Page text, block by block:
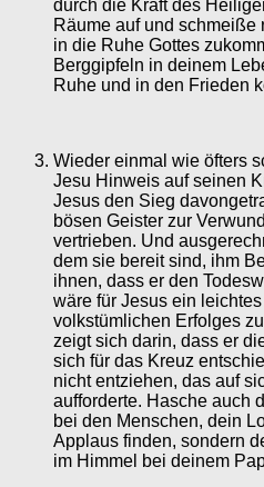
durch die Kraft des
Räume auf und schmeiße
in die Ruhe Gottes
Berggipfeln in deinem
Ruhe und in den Frieden
Wieder einmal wie öfters
Jesu Hinweis auf seinen
Jesus den Sieg
bösen Geister zur
vertrieben. Und
dem sie bereit sind, ihm
ihnen, dass er den
wäre für Jesus ein
volkstümlichen Erfolges
zeigt sich darin, dass er
sich für das Kreuz
nicht entziehen, das auf
aufforderte. Hasche auch
bei den Menschen, dein
Applaus finden, sondern
im Himmel bei deinem